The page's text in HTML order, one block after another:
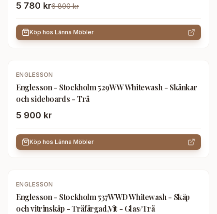
5 780 kr6 800 kr
Köp hos Länna Möbler
ENGLESSON
Englesson - Stockholm 529WW Whitewash - Skänkar
och sideboards - Trä
5 900 kr
Köp hos Länna Möbler
ENGLESSON
Englesson - Stockholm 537WWD Whitewash - Skåp
och vitrinskåp - Träfärgad,Vit - Glas/Trä